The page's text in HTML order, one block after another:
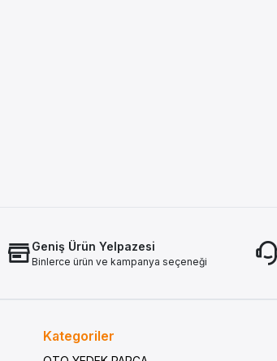
Geniş Ürün Yelpazesi
Binlerce ürün ve kampanya seçeneği
Kategoriler